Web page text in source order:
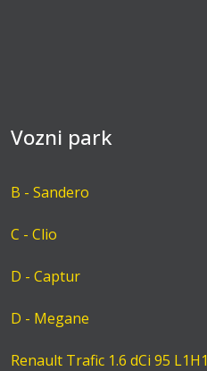
Vozni park
B - Sandero
C - Clio
D - Captur
D - Megane
Renault Trafic 1.6 dCi 95 L1H1